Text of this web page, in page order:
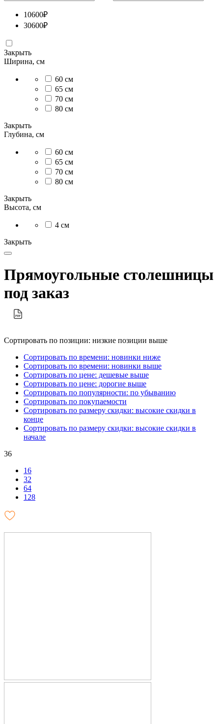
10600₽
30600₽
Закрыть
Ширина, см
60 см
65 см
70 см
80 см
Закрыть
Глубина, см
60 см
65 см
70 см
80 см
Закрыть
Высота, см
4 см
Закрыть
Прямоугольные столешницы
под заказ
Сортировать по позиции: низкие позиции выше
Сортировать по времени: новинки ниже
Сортировать по времени: новинки выше
Сортировать по цене: дешевые выше
Сортировать по цене: дорогие выше
Сортировать по популярности: по убыванию
Сортировать по покупаемости
Сортировать по размеру скидки: высокие скидки в
конце
Сортировать по размеру скидки: высокие скидки в
начале
36
16
32
64
128